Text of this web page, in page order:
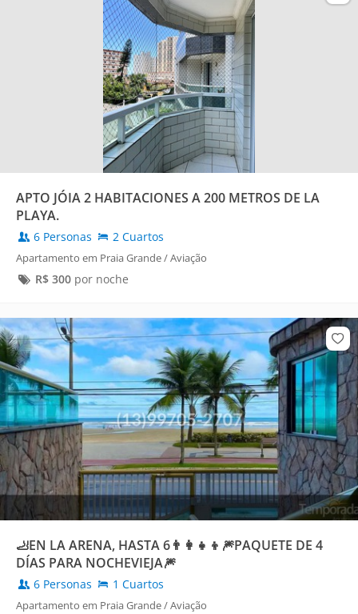
APTO JÓIA 2 HABITACIONES A 200 METROS DE LA
PLAYA.
6 Personas 2 Cuartos
Apartamento em Praia Grande / Aviação
R$ 300por noche
🦶EN LA ARENA, HASTA 6👨‍👩‍👧‍👦🎆PAQUETE DE 4
DÍAS PARA NOCHEVIEJA🎆
6 Personas 1 Cuartos
Apartamento em Praia Grande / Aviação